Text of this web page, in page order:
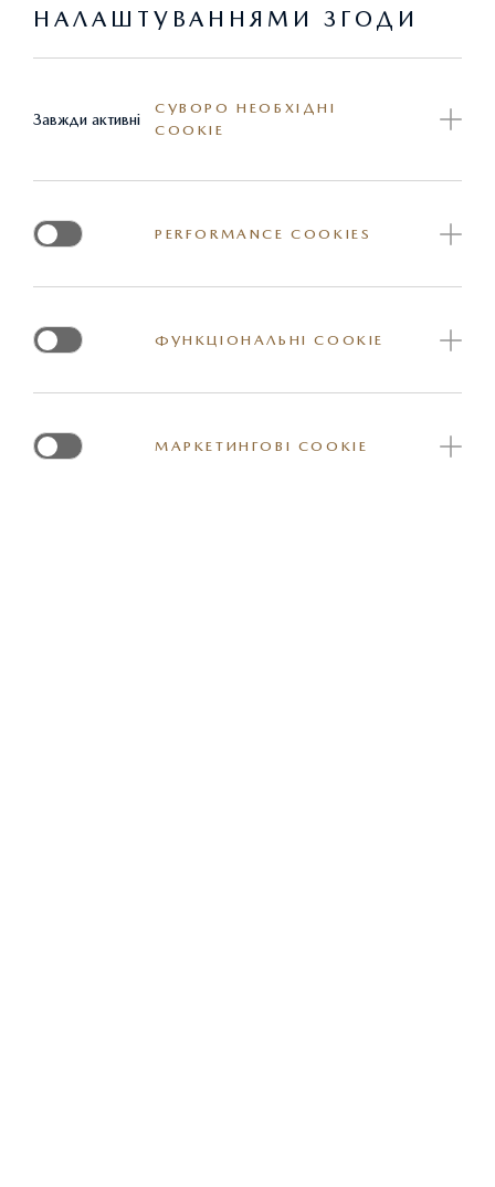
ЛЕГКОСПЛАВНИЙ ДИСК 18"
29 027,92 ГРН.*
металік
використовувати оригінальні запчастини). Центральні
ковпачки не включені.
Артикул: 9965C57080
НАЛАШТУВАННЯМИ ЗГОДИ
Завжди активні
СУВОРО НЕОБХІДНІ
COOKIE
PERFORMANCE COOKIES
ФУНКЦІОНАЛЬНІ COOKIE
МАРКЕТИНГОВІ COOKIE